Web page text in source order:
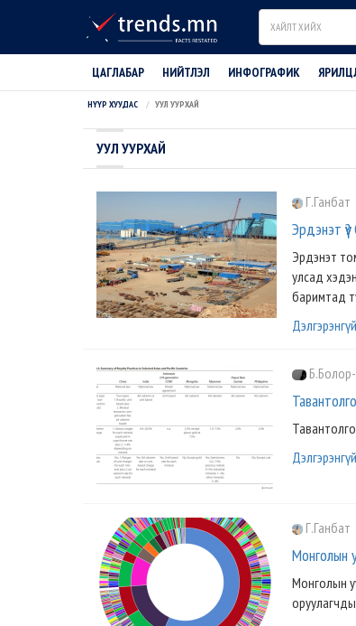
Search
ЦАГЛАБАР НИЙТЛЭЛ ИНФОГРАФИК
НҮҮР ХУУДАС УУЛ УУРХАЙ
УУЛ УУРХАЙ
Г.Ганбат
Эрдэнэт
Эрдэнэт
улсад
баримтад
Дэлгэрэнгүй
Дэлгэрэнгүй
Г.Ганбат
Монголын
Монголын